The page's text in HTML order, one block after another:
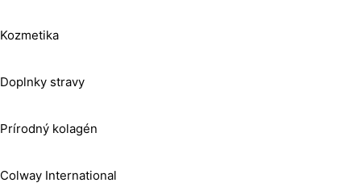
Kozmetika
Doplnky stravy
Prírodný kolagén
Colway International